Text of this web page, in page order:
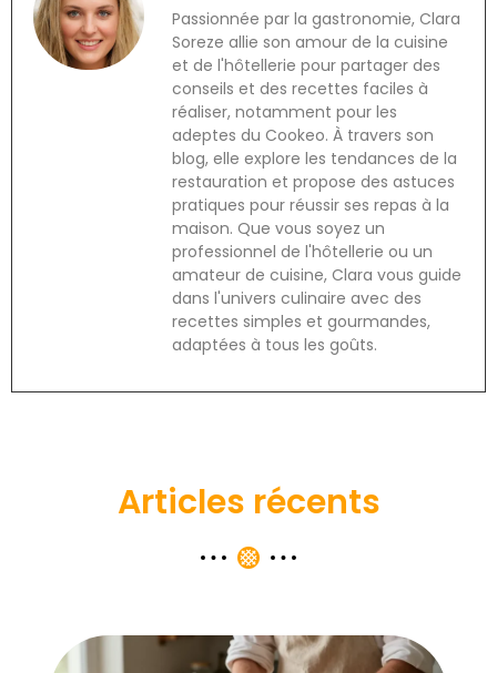
Passionnée par la gastronomie, Clara
Soreze allie son amour de la cuisine
et de l'hôtellerie pour partager des
conseils et des recettes faciles à
réaliser, notamment pour les
adeptes du Cookeo. À travers son
blog, elle explore les tendances de la
restauration et propose des astuces
pratiques pour réussir ses repas à la
maison. Que vous soyez un
professionnel de l'hôtellerie ou un
amateur de cuisine, Clara vous guide
dans l'univers culinaire avec des
recettes simples et gourmandes,
adaptées à tous les goûts.
Articles récents